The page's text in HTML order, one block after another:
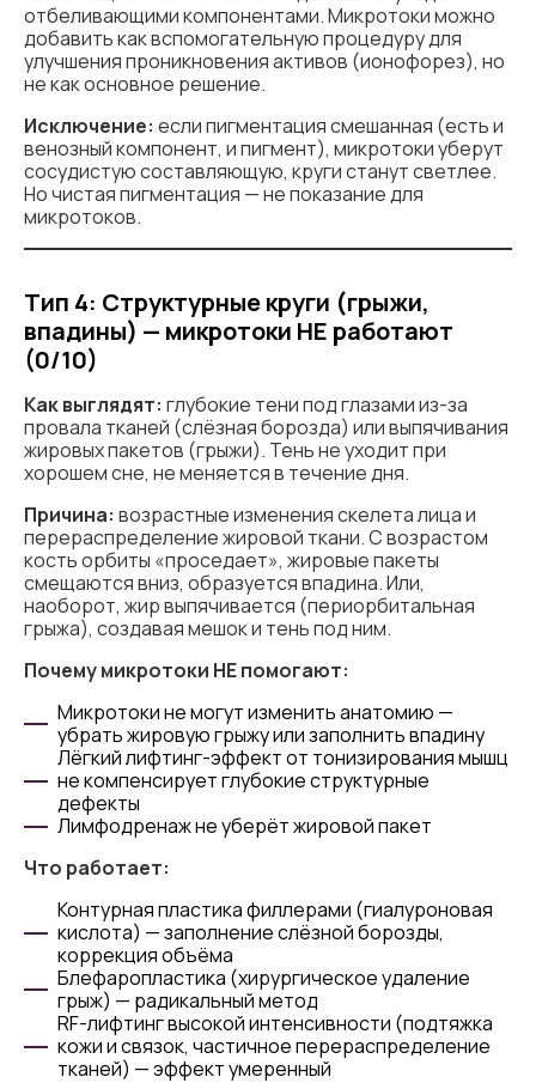
отбеливающими компонентами. Микротоки можно
добавить как вспомогательную процедуру для
улучшения проникновения активов (ионофорез), но
не как основное решение.
Исключение: если пигментация смешанная (есть и
венозный компонент, и пигмент), микротоки уберут
сосудистую составляющую, круги станут светлее.
Но чистая пигментация — не показание для
микротоков.
Тип 4: Структурные круги (грыжи,
впадины) — микротоки НЕ работают
(0/10)
Как выглядят: глубокие тени под глазами из-за
провала тканей (слёзная борозда) или выпячивания
жировых пакетов (грыжи). Тень не уходит при
хорошем сне, не меняется в течение дня.
Причина: возрастные изменения скелета лица и
перераспределение жировой ткани. С возрастом
кость орбиты «проседает», жировые пакеты
смещаются вниз, образуется впадина. Или,
наоборот, жир выпячивается (периорбитальная
грыжа), создавая мешок и тень под ним.
Почему микротоки НЕ помогают:
Микротоки не могут изменить анатомию —
убрать жировую грыжу или заполнить впадину
Лёгкий лифтинг-эффект от тонизирования мышц
не компенсирует глубокие структурные
дефекты
Лимфодренаж не уберёт жировой пакет
Что работает:
Контурная пластика филлерами (гиалуроновая
кислота) — заполнение слёзной борозды,
коррекция объёма
Блефаропластика (хирургическое удаление
грыж) — радикальный метод
RF-лифтинг высокой интенсивности (подтяжка
кожи и связок, частичное перераспределение
тканей) — эффект умеренный